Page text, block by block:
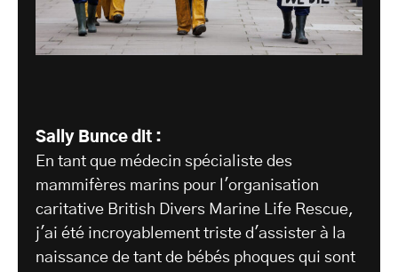
Sally Bunce dit :
En tant que médecin spécialiste des
mammifères marins pour l'organisation
caritative British Divers Marine Life Rescue,
j'ai été incroyablement triste d'assister à la
naissance de tant de bébés phoques qui sont